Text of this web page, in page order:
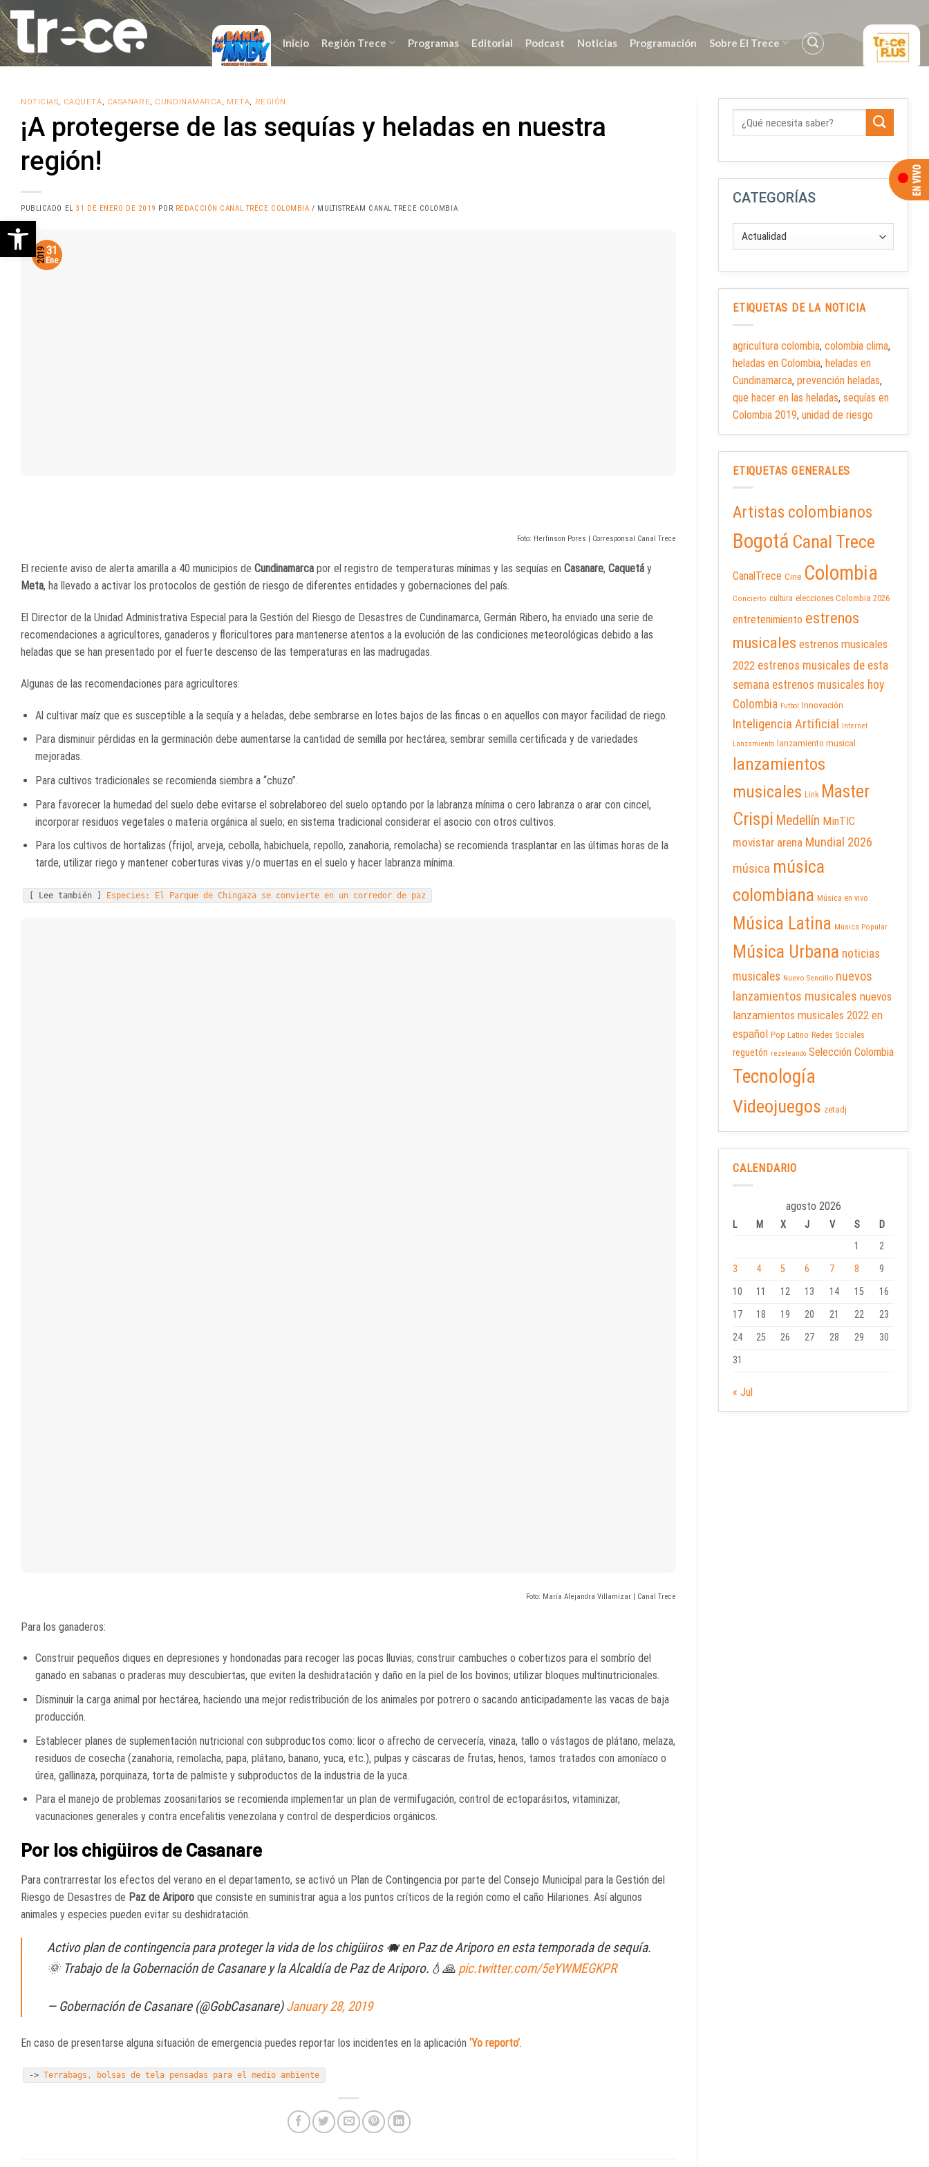
Saltar
al
contenido
Inicio Región Trece Programas Editorial Podcast Noticias Programación Sobre El Trece
NOTICIAS, CAQUETÁ, CASANARE, CUNDINAMARCA, META, REGIÓN
¡A protegerse de las sequías y heladas en nuestra
región!
PUBLICADO EL 31 DE ENERO DE 2019 POR REDACCIÓN CANAL TRECE COLOMBIA / MULTISTREAM CANAL TRECE COLOMBIA
31
Ene
2019
Foto: Herlinson Pores | Corresponsal Canal Trece
El reciente aviso de alerta amarilla a 40 municipios de Cundinamarca por el registro de temperaturas mínimas y las sequías en Casanare, Caquetá y
Meta, ha llevado a activar los protocolos de gestión de riesgo de diferentes entidades y gobernaciones del país.
El Director de la Unidad Administrativa Especial para la Gestión del Riesgo de Desastres de Cundinamarca, Germán Ribero, ha enviado una serie de
recomendaciones a agricultores, ganaderos y floricultores para mantenerse atentos a la evolución de las condiciones meteorológicas debido a las
heladas que se han presentado por el fuerte descenso de las temperaturas en las madrugadas.
Algunas de las recomendaciones para agricultores:
Al cultivar maíz que es susceptible a la sequía y a heladas, debe sembrarse en lotes bajos de las fincas o en aquellos con mayor facilidad de riego.
Para disminuir pérdidas en la germinación debe aumentarse la cantidad de semilla por hectárea, sembrar semilla certificada y de variedades
mejoradas.
Para cultivos tradicionales se recomienda siembra a “chuzo”.
Para favorecer la humedad del suelo debe evitarse el sobrelaboreo del suelo optando por la labranza mínima o cero labranza o arar con cincel,
incorporar residuos vegetales o materia orgánica al suelo; en sistema tradicional considerar el asocio con otros cultivos.
Para los cultivos de hortalizas (frijol, arveja, cebolla, habichuela, repollo, zanahoria, remolacha) se recomienda trasplantar en las últimas horas de la
tarde, utilizar riego y mantener coberturas vivas y/o muertas en el suelo y hacer labranza mínima.
[ Lee también ] Especies: El Parque de Chingaza se convierte en un corredor de paz
Foto: María Alejandra Villamizar | Canal Trece
Para los ganaderos:
Construir pequeños diques en depresiones y hondonadas para recoger las pocas lluvias; construir cambuches o cobertizos para el sombrío del
ganado en sabanas o praderas muy descubiertas, que eviten la deshidratación y daño en la piel de los bovinos; utilizar bloques multinutricionales.
Disminuir la carga animal por hectárea, haciendo una mejor redistribución de los animales por potrero o sacando anticipadamente las vacas de baja
producción.
Establecer planes de suplementación nutricional con subproductos como: licor o afrecho de cervecería, vinaza, tallo o vástagos de plátano, melaza,
residuos de cosecha (zanahoria, remolacha, papa, plátano, banano, yuca, etc.), pulpas y cáscaras de frutas, henos, tamos tratados con amoníaco o
úrea, gallinaza, porquinaza, torta de palmiste y subproductos de la industria de la yuca.
Para el manejo de problemas zoosanitarios se recomienda implementar un plan de vermifugación, control de ectoparásitos, vitaminizar,
vacunaciones generales y contra encefalitis venezolana y control de desperdicios orgánicos.
Por los chigüiros de Casanare
Para contrarrestar los efectos del verano en el departamento, se activó un Plan de Contingencia por parte del Consejo Municipal para la Gestión del
Riesgo de Desastres de Paz de Ariporo que consiste en suministrar agua a los puntos críticos de la región como el caño Hilariones. Así algunos
animales y especies pueden evitar su deshidratación.
Activo plan de contingencia para proteger la vida de los chigüiros 🐗 en Paz de Ariporo en esta temporada de sequía.
🌞 Trabajo de la Gobernación de Casanare y la Alcaldía de Paz de Ariporo.💧🙏 pic.twitter.com/5eYWMEGKPR
— Gobernación de Casanare (@GobCasanare)January 28, 2019
En caso de presentarse alguna situación de emergencia puedes reportar los incidentes en la aplicación ‘Yo reporto’.
->Terrabags, bolsas de tela pensadas para el medio ambiente
CATEGORÍAS
ETIQUETAS DE LA NOTICIA
agricultura colombia, colombia clima,
heladas en Colombia, heladas en
Cundinamarca, prevención heladas,
que hacer en las heladas, sequías en
Colombia 2019, unidad de riesgo
ETIQUETAS GENERALES
Artistas colombianos
Bogotá Canal Trece
CanalTrece Cine Colombia
Concierto cultura elecciones Colombia 2026
entretenimiento estrenos
musicales estrenos musicales
2022 estrenos musicales de esta
semana estrenos musicales hoy
Colombia Futbol Innovación
Inteligencia Artificial
Internet
Lanzamiento
lanzamiento musical
lanzamientos
musicales Link Master
Crispi Medellín MinTIC
movistar arena Mundial 2026
música música
colombiana Música en vivo
Música Latina Música Popular
Música Urbana noticias
musicales Nuevo Sencillo nuevos
lanzamientos musicales nuevos
lanzamientos musicales 2022 en
español Pop Latino Redes Sociales
reguetón rezeteando Selección Colombia
Tecnología
Videojuegos zetadj
CALENDARIO
agosto 2026
L M X J V S
D
1
2
3
4 5 6 7 8
9
10
11 12 13 14 15
16
17
18 19 20 21 22
23
24
25 26 27 28 29
30
31
« Jul
Abrir barra de herramientas